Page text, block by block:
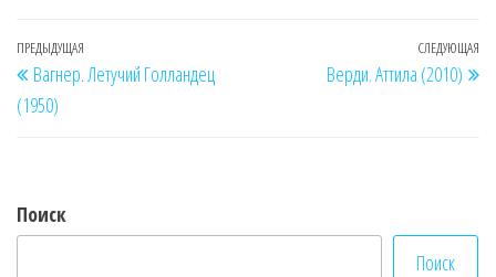
Навигация
по
записям
Предыдущая
запись
ПРЕДЫДУЩАЯ
Вагнер. Летучий Голландец
(1950)
СЛЕДУЮЩАЯ
Верди. Аттила (2010)
Поиск
Поиск